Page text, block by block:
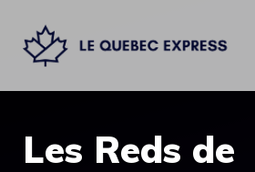
contenu
Les Reds de